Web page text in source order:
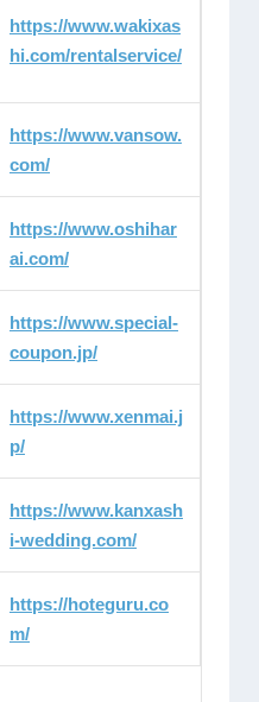
https://www.wakixas
hi.com/rentalservice/
https://www.vansow.
com/
https://www.oshihar
ai.com/
https://www.special-
coupon.jp/
https://www.xenmai.j
p/
https://www.kanxash
i-wedding.com/
https://hoteguru.co
m/